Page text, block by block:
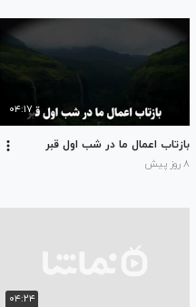
۰۴:۱۷
بازتاب اعمال ما در شب اول قبر
۸ روز پیش
۰۴:۲۴